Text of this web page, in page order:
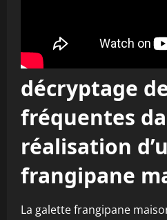
décryptage
fréquentes
réalisation
frangipane
La galette frangipane